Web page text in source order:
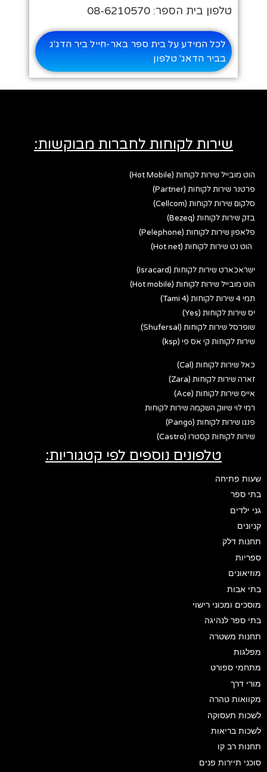
טלפון בית הספר: 08-6210570
לכל המידע על בית ספר באר-חייל ביר הדג'ג
בביר הדאג' טלפון
שירות לקוחות לחברות מבוקשות:
הוט מובייל שירות לקוחות (Hot Mobile)
פרטנר שירות לקוחות (Partner)
סלקום שירות לקוחות (Cellcom)
בזק שירות לקוחות (Bezeq)
פלאפון שירות לקוחות (Pelephone)
הוט נט שירות לקוחות (Hot net)
ישראכארט שירות לקוחות (Isracard)
הוט מובייל שירות לקוחות (Hot mobile)
תמי 4 שירות לקוחות (Tami 4)
יס שירות לקוחות (Yes)
שופרסל שירות לקוחות (Shufersal)
שירות לקוחות קי אס פי (ksp)
כאל שירות לקוחות (Cal)
זארה שירות לקוחות (Zara)
אייס שירות לקוחות (Ace)
רמי לוי שיווק השקמה שירות לקוחות
פנגו שירות לקוחות (Pango)
שירות לקוחות קסטרו (Castro)
טלפונים נוספים לפי קטגוריות:
שעות פתיחה
בתי ספר
גני ילדים
קניונים
תחנות דלק
ספריות
מוזיאונים
בתי אבות
מוסכים ומכוני רישוי
בתי ספר לנהיגה
תחנות משטרה
מפלגות
מתחמי ספורט
מורי דרך
מקוואות טהרה
לשכות תעסוקה
לשכות בריאות
תחנות רב קו
סוכני תיירות פנים